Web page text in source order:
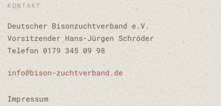
KONTAKT
Deutscher Bisonzuchtverband e.V.
Vorsitzender Hans-Jürgen Schröder
Telefon 0179 345 09 98
info@bison-zuchtverband.de
Impressum